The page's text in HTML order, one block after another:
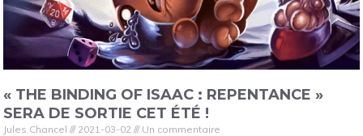
« THE BINDING OF ISAAC : REPENTANCE »
SERA DE SORTIE CET ÉTÉ !
Jules Chancel 2021-03-02 Un commentaire